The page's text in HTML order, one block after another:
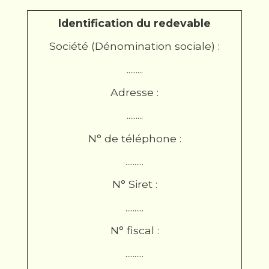
Identification du redevable
Société (Dénomination sociale) :
.........
Adresse :
.........
N° de téléphone :
..........
N° Siret :
..........
N° fiscal :
..........